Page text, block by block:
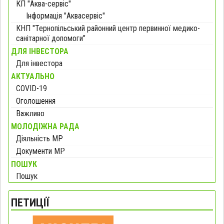
КП "Аква-сервіс"
Інформація "Аквасервіс"
КНП "Тернопільський районний центр первинної медико-
санітарної допомоги"
ДЛЯ ІНВЕСТОРА
Для інвестора
АКТУАЛЬНО
COVID-19
Оголошення
Важливо
МОЛОДІЖНА РАДА
Діяльність МР
Документи МР
ПОШУК
Пошук
ПЕТИЦІЇ